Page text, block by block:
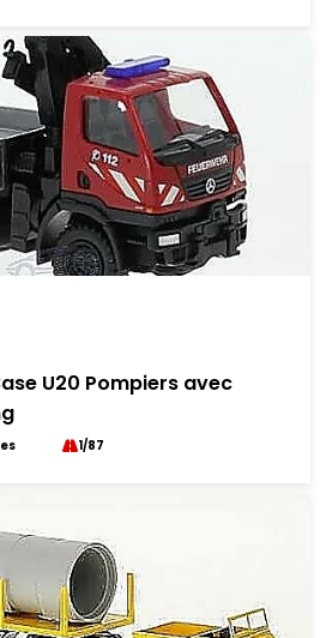
U20 Pompiers avec
1/87